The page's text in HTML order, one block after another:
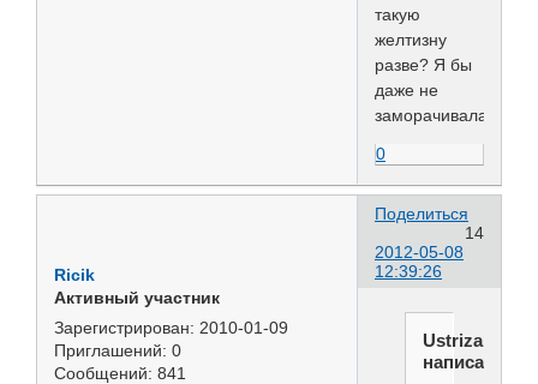
такую
желтизну
разве? Я бы
даже не
заморачивалась.
0
Поделиться
14
2012-05-08
12:39:26
Ricik
Активный участник
Зарегистрирован: 2010-01-09
Приглашений: 0
Сообщений: 841
Ustriza
написал(а):